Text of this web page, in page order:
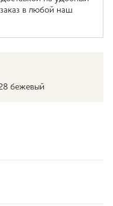
в любой наш
бежевый